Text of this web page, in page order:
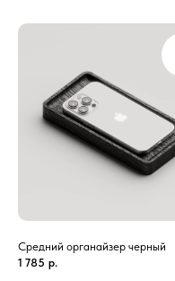
Средний органайзер черный
1 785 р.